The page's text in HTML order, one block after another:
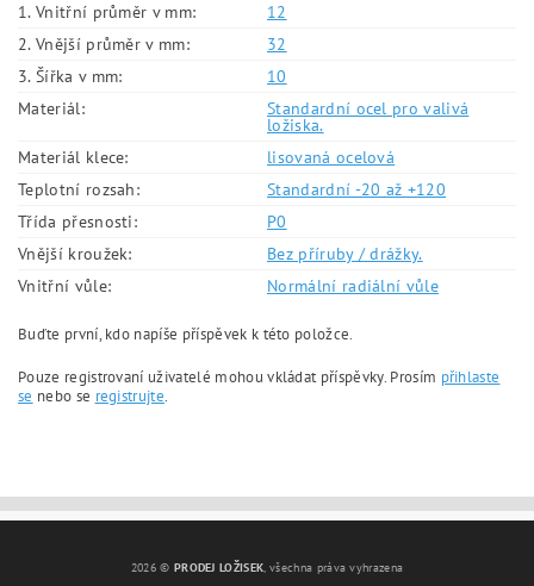
1. Vnitřní průměr v mm:
12
2. Vnější průměr v mm:
32
3. Šířka v mm:
10
Materiál:
Standardní ocel pro valivá
ložiska.
Materiál klece:
lisovaná ocelová
Teplotní rozsah:
Standardní -20 až +120
Třída přesnosti:
P0
Vnější kroužek:
Bez příruby / drážky.
Vnitřní vůle:
Normální radiální vůle
Buďte první, kdo napíše příspěvek k této položce.
Pouze registrovaní uživatelé mohou vkládat příspěvky. Prosím přihlaste
se nebo se registrujte.
2026 © PRODEJ LOŽISEK, všechna práva vyhrazena